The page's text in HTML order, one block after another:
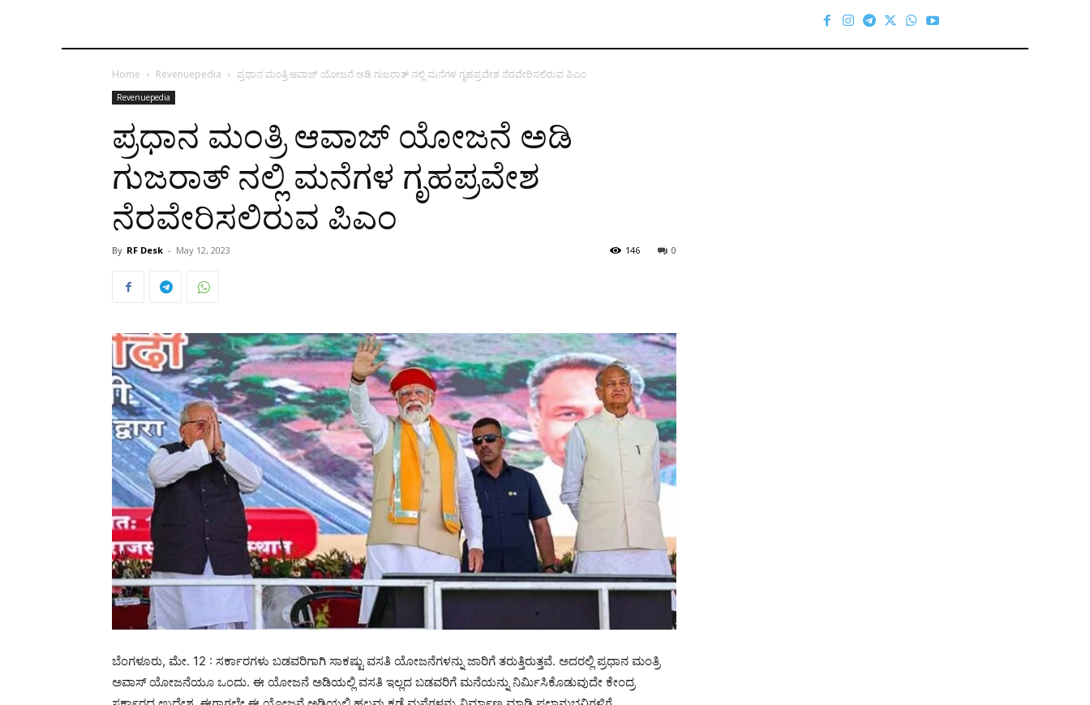
Home Revenuepedia ಪ್ರಧಾನ ಮಂತ್ರಿ ಆವಾಜ್‌ ಯೋಜನೆ ಅಡಿ ಗುಜರಾತ್‌ ನಲ್ಲಿ ಮನೆಗಳ ಗೃಹಪ್ರವೇಶ ನೆರವೇರಿಸಲಿರುವ ಪಿಎಂ
Revenuepedia
ಪ್ರಧಾನ ಮಂತ್ರಿ ಆವಾಜ್‌ ಯೋಜನೆ ಅಡಿ
ಗುಜರಾತ್‌ ನಲ್ಲಿ ಮನೆಗಳ ಗೃಹಪ್ರವೇಶ
ನೆರವೇರಿಸಲಿರುವ ಪಿಎಂ
By RF Desk - May 12, 2023 0
146
ಬೆಂಗಳೂರು, ಮೇ. 12 : ಸರ್ಕಾರಗಳು ಬಡವರಿಗಾಗಿ ಸಾಕಷ್ಟು ವಸತಿ ಯೋಜನೆಗಳನ್ನು ಜಾರಿಗೆ ತರುತ್ತಿರುತ್ತವೆ. ಅದರಲ್ಲಿ ಪ್ರಧಾನ ಮಂತ್ರಿ
ಅವಾಸ್ ಯೋಜನೆಯೂ ಒಂದು. ಈ ಯೋಜನೆ ಅಡಿಯಲ್ಲಿ ವಸತಿ ಇಲ್ಲದ ಬಡವರಿಗೆ ಮನೆಯನ್ನು ನಿರ್ಮಿಸಿಕೊಡುವುದೇ ಕೇಂದ್ರ